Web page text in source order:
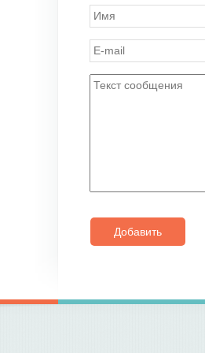
Добавить